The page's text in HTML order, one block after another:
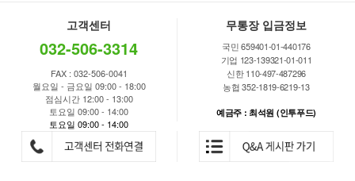
고객센터
032-506-3314
FAX : 032-506-0041
월요일 - 금요일 09:00 - 18:00
점심시간 12:00 - 13:00
토요일 09:00 - 14:00
토요일 09:00 - 14:00
무통장 입금정보
국민 659401-01-440176
기업 123-139321-01-011
신한 110-497-487296
농협 352-1819-6219-13
예금주 : 최석원 (인투푸드)